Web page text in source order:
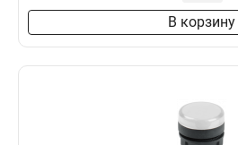
В корзину